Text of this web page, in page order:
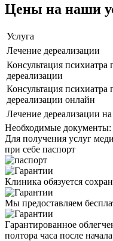
Цены на наши
Услуга
Лечение дереализации
Консультация психиатра
дереализации
Консультация психиатра
дереализации онлайн
Лечение дереализации
Необходимые документы:
Для получения услуг
при себе паспорт
Клиника обязуется
Мы предоставляем
Гарантированное
полтора часа после